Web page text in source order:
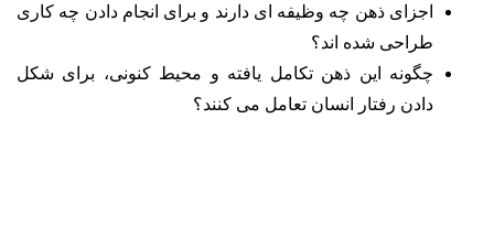
اجزای ذهن چه وظیفه ای دارند و برای انجام دادن چه کاری
طراحی شده اند؟
چگونه این ذهن تکامل یافته و محیط کنونی، برای شکل
دادن رفتار انسان تعامل می کنند؟